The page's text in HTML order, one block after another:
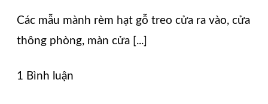
Các mẫu mành rèm hạt gỗ treo cửa ra vào, cửa
thông phòng, màn cửa [...]
1 Bình luận